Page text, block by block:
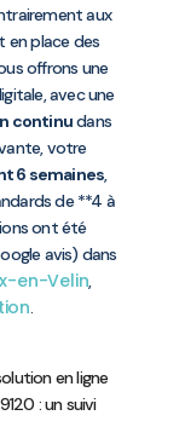
aux
place des
offrons une
avec une
continudans
votre
6 semaines,
de **4 à
ont été
avis) dans
en-Velin,
.
en ligne
: un suivi